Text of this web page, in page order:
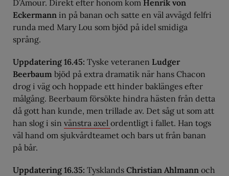
D’Amour. Direkt efter honom kom Henrik von
Eckermann in på banan och satte en väl avvägd felfri
runda med Mary Lou som bjöd på idel smidiga
språng.
Uppdatering 16.45: Tyske veteranen Ludger
Beerbaum bjöd på extra dramatik när hans Chacon
drog i väg och hoppade ett hinder baklänges efter
målgång. Beerbaum försökte hindra hästen från detta
då gott han kunde, men trillade av. Det såg ut som att
han slog i sin vänstra axel ordentligt i fallet. Han togs
väl hand om sjukvårdteamet och bars ut från banan
på bår.
Uppdatering 16.35: Tysklands Christian Ahlmann och